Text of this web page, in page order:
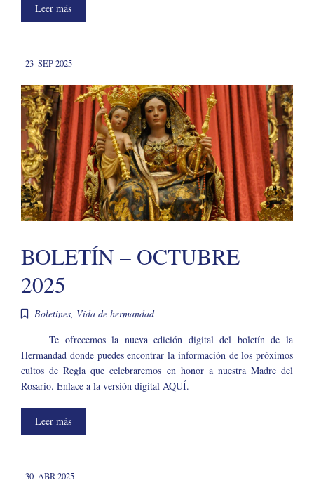
Leer más
23 SEP 2025
BOLETÍN – OCTUBRE
2025
Boletines, Vida de hermandad
Te ofrecemos la nueva edición digital del boletín de la
Hermandad donde puedes encontrar la información de los próximos
cultos de Regla que celebraremos en honor a nuestra Madre del
Rosario. Enlace a la versión digital AQUÍ.
Leer más
30 ABR 2025